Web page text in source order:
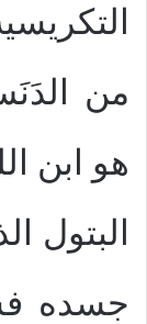
من
هو ابن
البتول
جسده